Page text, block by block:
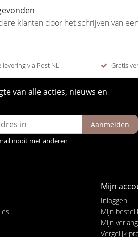
klanten door het schrijven van
via Post NL Gratis
van alle acties, nieuws en
Aanmelden
nooit met anderen
Mijn
Inloggen
Mijn
Mijn
Vergelijk